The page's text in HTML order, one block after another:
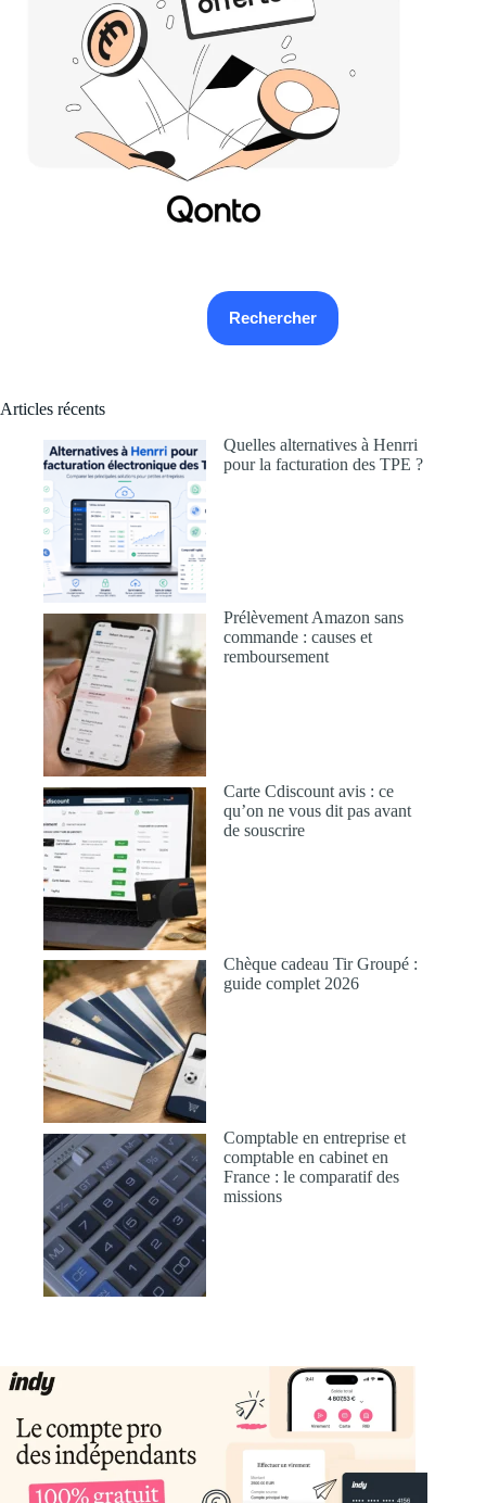
Rechercher
Articles récents
Quelles alternatives à Henrri
pour la facturation des TPE ?
Prélèvement Amazon sans
commande : causes et
remboursement
Carte Cdiscount avis : ce
qu’on ne vous dit pas avant
de souscrire
Chèque cadeau Tir Groupé :
guide complet 2026
Comptable en entreprise et
comptable en cabinet en
France : le comparatif des
missions